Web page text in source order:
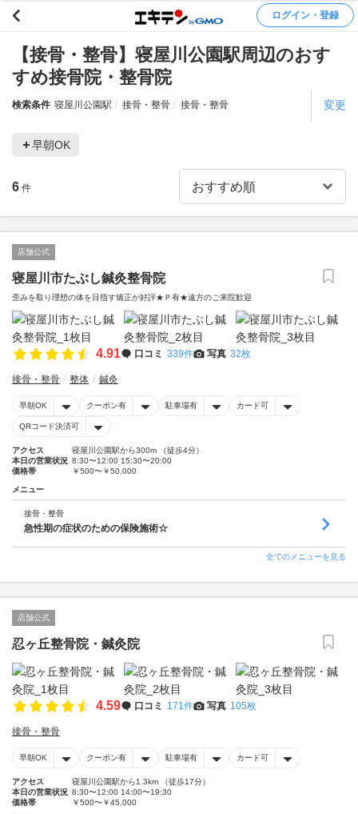
ログイン・登録
【接骨・整骨】寝屋川公園駅周辺のおす
すめ接骨院・整骨院
検索条件 寝屋川公園駅 接骨・整骨 接骨・整骨 変更
早朝OK
6 件
店舗公式
寝屋川市たぶし鍼灸整骨院
歪みを取り理想の体を目指す矯正が好評★Ｐ有★遠方のご来院歓迎
4.91 口コミ 339件 写真 32枚
接骨・整骨 整体 鍼灸
早朝OK クーポン有 駐車場有 カード可
QRコード決済可
アクセス
寝屋川公園駅から300m （徒歩4分）
本日の営業状況 8:30〜12:00 15:30〜20:00
価格帯
￥500〜￥50,000
メニュー
接骨・整骨
急性期の症状のための保険施術☆
全てのメニューを見る
店舗公式
忍ヶ丘整骨院・鍼灸院
4.59 口コミ 171件 写真 105枚
接骨・整骨
早朝OK クーポン有 駐車場有 カード可
アクセス
寝屋川公園駅から1.3km （徒歩17分）
本日の営業状況 8:30〜12:00 14:00〜19:30
価格帯
￥500〜￥45,000